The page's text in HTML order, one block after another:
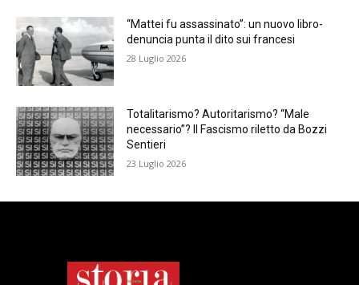
“Mattei fu assassinato”: un nuovo libro-
denuncia punta il dito sui francesi
28 Luglio 2026
Totalitarismo? Autoritarismo? “Male
necessario”? Il Fascismo riletto da Bozzi
Sentieri
23 Luglio 2026